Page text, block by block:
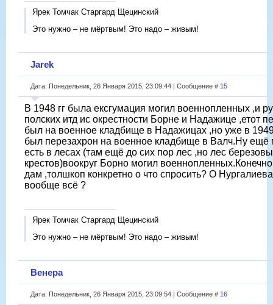
Ярек Томчак Старгард Щецинский
Это нужно – не мёртвым! Это надо – живым!
Jarek
Дата: Понедельник, 26 Января 2015, 23:09:44 | Сообщение # 15
В 1948 гг была ексгумация могил военнопленных ,и
полских итд ис окрестности Борне и Надажице ,етот
был на военное кладбище в Надажицах ,но уже в 1949
был перезахрон на военное кладбище в Валч.Ну ещё
есть в лесах (там ещё до сих пор лес ,но лес
крестов)воокруг Борно могил
дам ,толшкоп конкретно о что спросить? О
вообще всё ?
Ярек Томчак Старгард Щецинский
Это нужно – не мёртвым! Это надо – живым!
Венера
Дата: Понедельник, 26 Января 2015, 23:09:54 | Сообщение # 16